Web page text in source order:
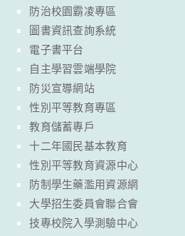
防治校園霸凌專區
圖書資訊查詢系統
電子書平台
自主學習雲端學院
防災宣導網站
性別平等教育專區
教育儲蓄專戶
十二年國民基本教育
性別平等教育資源中心
防制學生藥濫用資源網
大學招生委員會聯合會
技專校院入學測驗中心